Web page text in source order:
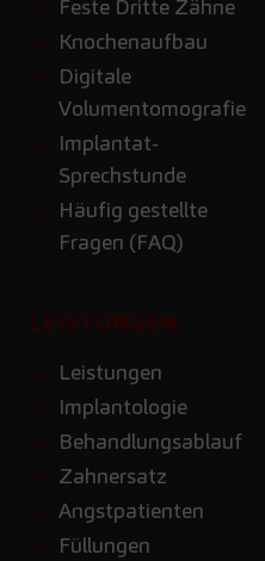
Feste Dritte Zähne
Knochenaufbau
Digitale
Volumentomografie
Implantat-
Sprechstunde
Häufig gestellte
Fragen (FAQ)
LEISTUNGEN
Leistungen
Implantologie
Behandlungsablauf
Zahnersatz
Angstpatienten
Füllungen